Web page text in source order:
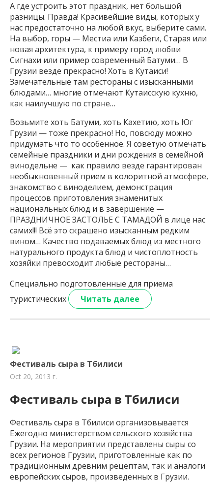
А где устроить этот праздник, нет большой
разницы. Правда! Красивейшие виды, которых у
нас предостаточно на любой вкус, выберите сами.
На выбор, горы — Местиа или Казбеги, Старая или
новая архитектура, к примеру город любви
Сигнахи или пример современный Батуми… В
Грузии везде прекрасно! Хоть в Кутаиси!
Замечательные там рестораны с изысканными
блюдами… многие отмечают Кутаисскую кухню,
как наилучшую по стране…
Возьмите хоть Батуми, хоть Кахетию, хоть Юг
Грузии — тоже прекрасно! Но, повсюду можно
придумать что то особенное. Я советую отмечать
семейные праздники и дни рождения в семейной
винодельне — как правило везде гарантирован
необыкновенный прием в колоритной атмосфере,
знакомство с виноделием, демонстрация
процессов приготовления знаменитых
национальных блюд и в завершение —
ПРАЗДНИЧНОЕ ЗАСТОЛЬЕ С ТАМАДОЙ в лице нас
самих!!! Всё это скрашено изысканным редким
вином… Качество подаваемых блюд из местного
натурального продукта блюд и чистоплотность
хозяйки превосходит любые рестораны…
Специально подготовленные для приема
туристических
Читать далее
Фестиваль сыра в Тбилиси
Oct 20, 2013 г.
Фестиваль сыра в Тбилиси
Фестиваль сыра в Тбилиси организовывается
Ежегодно министерством сельского хозяйства
Грузии. На мероприятии представлены сыры со
всех регионов Грузии, приготовленные как по
традиционным древним рецептам, так и аналоги
европейских сыров, произведенных в Грузии.